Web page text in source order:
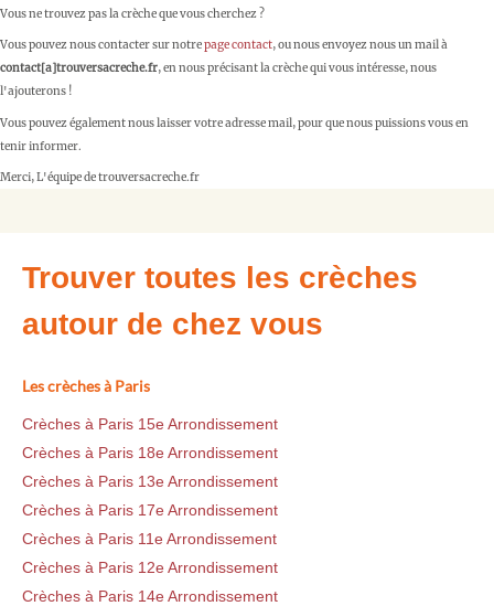
Vous ne trouvez pas la crèche que vous cherchez ?
Vous pouvez nous contacter sur notrepage contact, ou nous envoyez nous un mail à
contact[a]trouversacreche.fr, en nous précisant la crèche qui vous intéresse, nous
l'ajouterons !
Vous pouvez également nous laisser votre adresse mail, pour que nous puissions vous en
tenir informer.
Merci, L'équipe de trouversacreche.fr
Trouver toutes les crèches
autour de chez vous
Les crèches à Paris
Crèches à Paris 15e Arrondissement
Crèches à Paris 18e Arrondissement
Crèches à Paris 13e Arrondissement
Crèches à Paris 17e Arrondissement
Crèches à Paris 11e Arrondissement
Crèches à Paris 12e Arrondissement
Crèches à Paris 14e Arrondissement